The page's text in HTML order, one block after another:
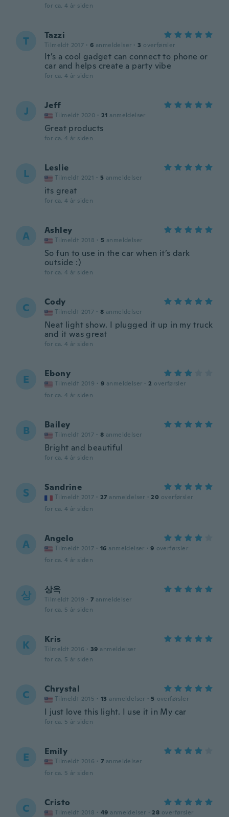
for ca. 4 år siden
T Tazzi
Tilmeldt 2017 · 6 anmeldelser · 3 overførsler
It’s a cool gadget can connect to phone or
car and helps create a party vibe
for ca. 4 år siden
J Jeff
Tilmeldt 2020 · 21 anmeldelser
Great products
for ca. 4 år siden
L Leslie
Tilmeldt 2021 · 5 anmeldelser
its great
for ca. 4 år siden
A Ashley
Tilmeldt 2018 · 5 anmeldelser
So fun to use in the car when it’s dark
outside :)
for ca. 4 år siden
C Cody
Tilmeldt 2017 · 8 anmeldelser
Neat light show. I plugged it up in my truck
and it was great
for ca. 4 år siden
E Ebony
Tilmeldt 2019 · 9 anmeldelser · 2 overførsler
for ca. 4 år siden
B Bailey
Tilmeldt 2017 · 8 anmeldelser
Bright and beautiful
for ca. 4 år siden
S Sandrine
Tilmeldt 2017 · 27 anmeldelser · 20 overførsler
for ca. 4 år siden
A Angelo
Tilmeldt 2017 · 16 anmeldelser · 9 overførsler
for ca. 4 år siden
상 상옥
Tilmeldt 2019 · 7 anmeldelser
for ca. 5 år siden
K Kris
Tilmeldt 2016 · 39 anmeldelser
for ca. 5 år siden
C Chrystal
Tilmeldt 2015 · 13 anmeldelser · 5 overførsler
I just love this light. I use it in My car
for ca. 5 år siden
E Emily
Tilmeldt 2016 · 7 anmeldelser
for ca. 5 år siden
C Cristo
Tilmeldt 2018 · 49 anmeldelser · 28 overførsler